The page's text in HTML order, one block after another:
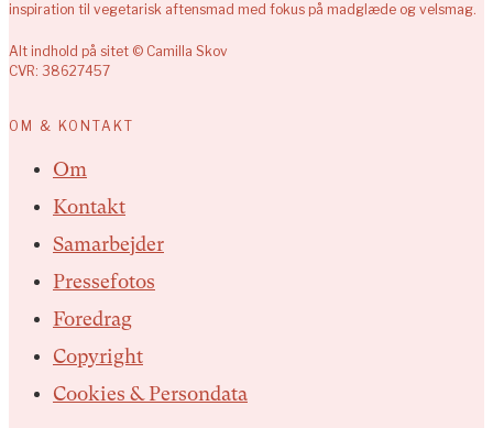
inspiration til vegetarisk aftensmad med fokus på madglæde og velsmag.
Alt indhold på sitet © Camilla Skov
CVR: 38627457
OM & KONTAKT
Om
Kontakt
Samarbejder
Pressefotos
Foredrag
Copyright
Cookies & Persondata